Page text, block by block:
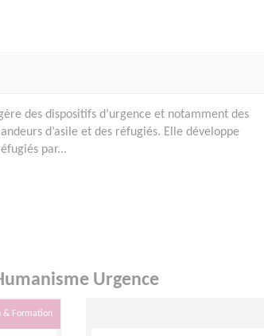
des dispositifs d’urgence et notamment des
d’asile et des réfugiés. Elle développe
par...
Urgence
& Formation